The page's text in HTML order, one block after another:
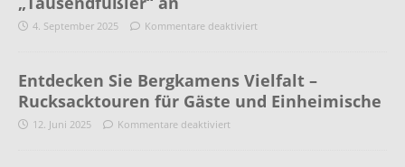
4. September 2025 Kommentare deaktiviert
Entdecken Sie Bergkamens Vielfalt –
Rucksacktouren für Gäste und Einheimische
12. Juni 2025 Kommentare deaktiviert